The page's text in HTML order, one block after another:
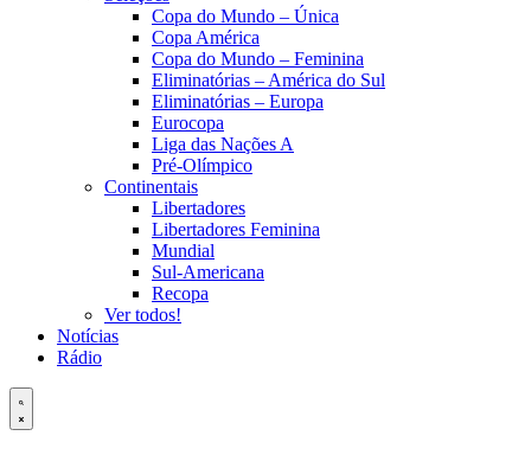
Copa do Mundo – Única
Copa América
Copa do Mundo – Feminina
Eliminatórias – América do Sul
Eliminatórias – Europa
Eurocopa
Liga das Nações A
Pré-Olímpico
Continentais
Libertadores
Libertadores Feminina
Mundial
Sul-Americana
Recopa
Ver todos!
Notícias
Rádio